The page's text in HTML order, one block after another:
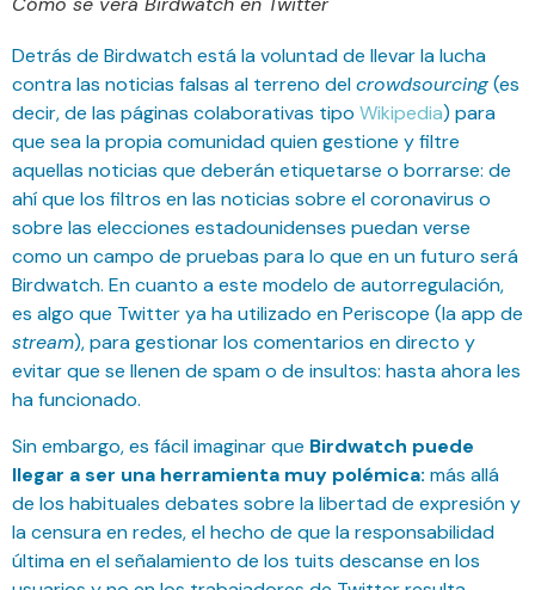
Detrás de Birdwatch está la voluntad de llevar la lucha
contra las noticias falsas al terreno delcrowdsourcing(es
decir, de las páginas colaborativas tipo Wikipedia) para
que sea la propia comunidad quien gestione y filtre
aquellas noticias que deberán etiquetarse o borrarse: de
ahí que los filtros en las noticias sobre el coronavirus o
sobre las elecciones estadounidenses puedan verse
como un campo de pruebas para lo que en un futuro será
Birdwatch. En cuanto a este modelo de autorregulación,
es algo que Twitter ya ha utilizado en Periscope (la app de
stream), para gestionar los comentarios en directo y
evitar que se llenen de spam o de insultos: hasta ahora les
ha funcionado.
Sin embargo, es fácil imaginar que Birdwatch puede
llegar a ser una herramienta muy polémica: más allá
de los habituales debates sobre la libertad de expresión y
la censura en redes, el hecho de que la responsabilidad
última en el señalamiento de los tuits descanse en los